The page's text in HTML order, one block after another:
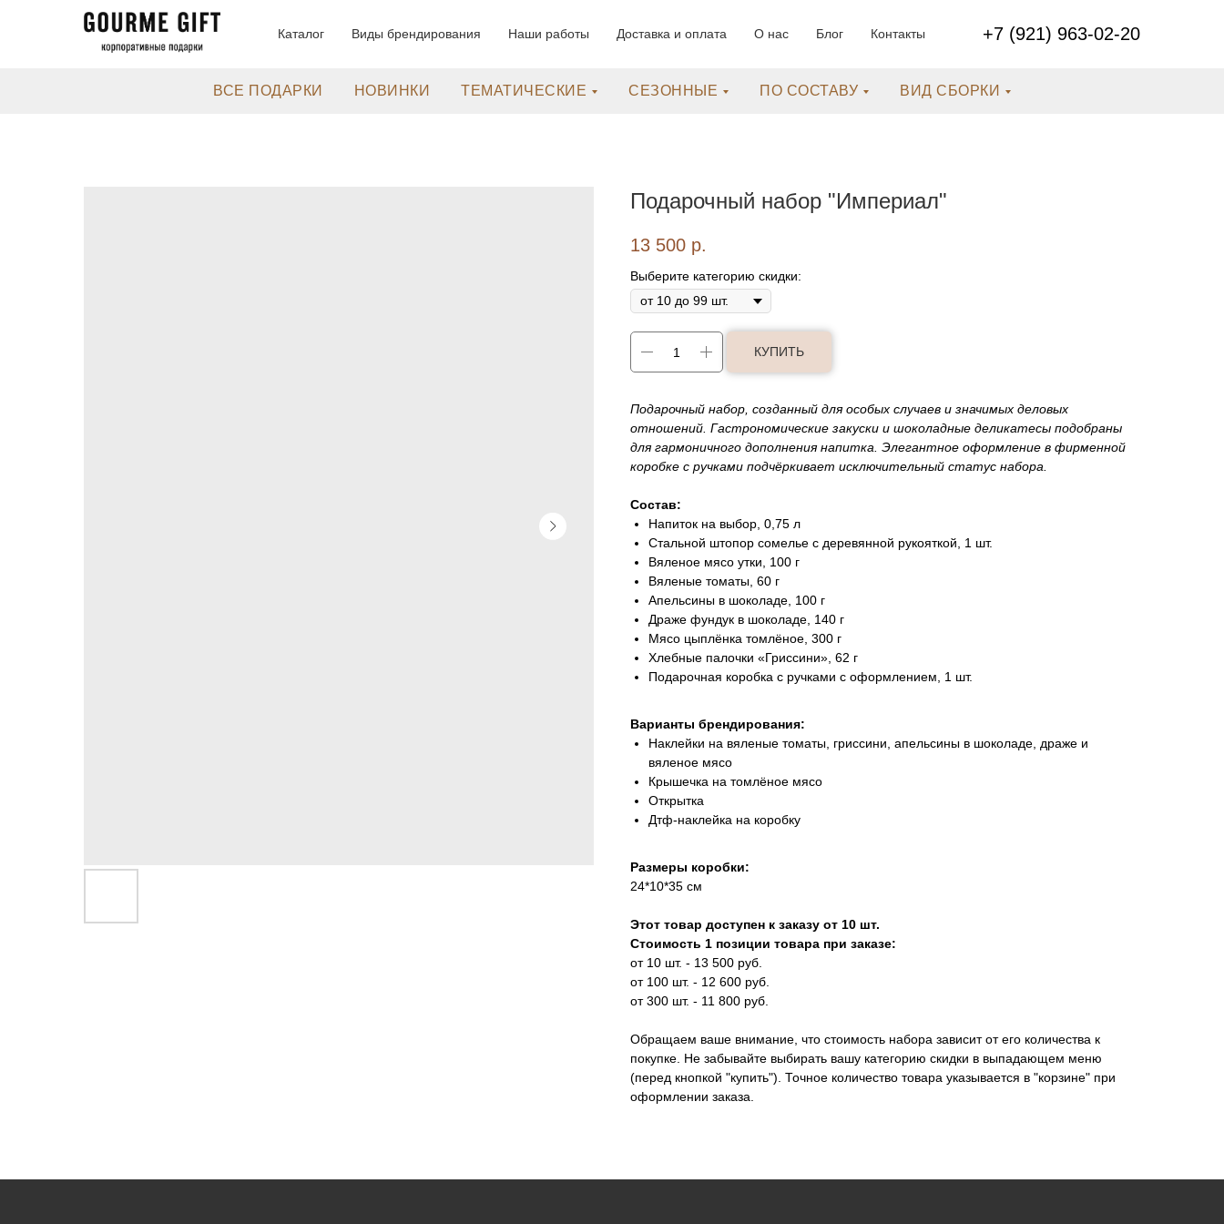
Каталог Виды брендирования Наши работы Доставка и оплата О нас Блог Контакты +7 (921) 963-02-20
ВСЕ ПОДАРКИ НОВИНКИ ТЕМАТИЧЕСКИЕ СЕЗОННЫЕ ПО СОСТАВУ ВИД СБОРКИ
Подарочный набор "Империал"
13 500 р.
Выберите категорию скидки:
КУПИТЬ
Подарочный набор, созданный для особых случаев и значимых деловых
отношений. Гастрономические закуски и шоколадные деликатесы подобраны
для гармоничного дополнения напитка. Элегантное оформление в фирменной
коробке с ручками подчёркивает исключительный статус набора.
Состав:
Напиток на выбор, 0,75 л
Стальной штопор сомелье с деревянной рукояткой, 1 шт.
Вяленое мясо утки, 100 г
Вяленые томаты, 60 г
Апельсины в шоколаде, 100 г
Драже фундук в шоколаде, 140 г
Мясо цыплёнка томлёное, 300 г
Хлебные палочки «Гриссини», 62 г
Подарочная коробка с ручками с оформлением, 1 шт.
Варианты брендирования:
Наклейки на вяленые томаты, гриссини, апельсины в шоколаде, драже и
вяленое мясо
Крышечка на томлёное мясо
Открытка
Дтф-наклейка на коробку
Размеры коробки:
24*10*35 см
Этот товар доступен к заказу от 10 шт.
Стоимость 1 позиции товара при заказе:
от 10 шт. - 13 500 руб.
от 100 шт. - 12 600 руб.
от 300 шт. - 11 800 руб.
Обращаем ваше внимание, что стоимость набора зависит от его количества к
покупке. Не забывайте выбирать вашу категорию скидки в выпадающем меню
(перед кнопкой "купить"). Точное количество товара указывается в "корзине" при
оформлении заказа.